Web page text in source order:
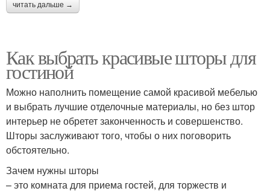
читать дальше →
Как выбрать красивые шторы для
гостиной
Можно наполнить помещение самой красивой мебелью
и выбрать лучшие отделочные материалы, но без штор
интерьер не обретет законченность и совершенство.
Шторы заслуживают того, чтобы о них поговорить
обстоятельно.
Зачем нужны шторы
– это комната для приема гостей, для торжеств и